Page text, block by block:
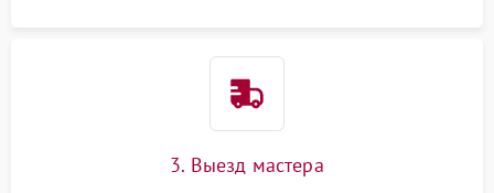
3. Выезд мастера